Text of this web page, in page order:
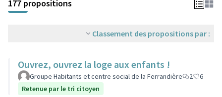
177 propositions
Classement des propositions par :
Ouvrez, ouvrez la loge aux enfants !
Groupe Habitants et centre social de la Ferrandière 2
6
Retenue par le tri citoyen